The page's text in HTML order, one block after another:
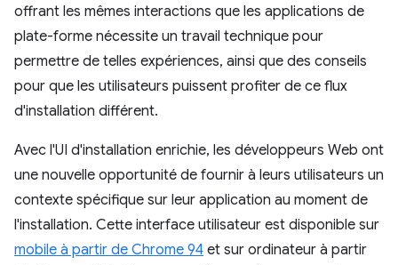
offrant les mêmes interactions que les applications de
plate-forme nécessite un travail technique pour
permettre de telles expériences, ainsi que des conseils
pour que les utilisateurs puissent profiter de ce flux
d'installation différent.
Avec l'UI d'installation enrichie, les développeurs Web ont
une nouvelle opportunité de fournir à leurs utilisateurs un
contexte spécifique sur leur application au moment de
l'installation. Cette interface utilisateur est disponible sur
mobile à partir de Chrome 94 et sur ordinateur à partir